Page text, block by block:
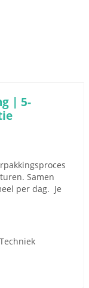
| 5-
Samen
per dag. Je